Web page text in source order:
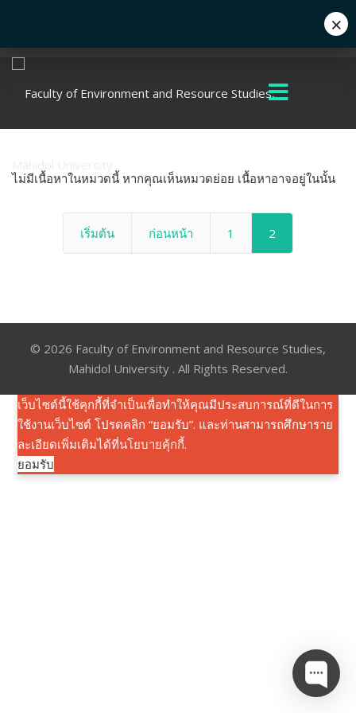
ไม่มีเนื้อหาในหมวดนี้ หากคุณเห็นหมวดย่อย เนื้อหาอาจอยู่ในนั้น
เริ่มต้น ก่อนหน้า 1 2
© 2026 Faculty of Environment and Resource Studies,
Mahidol University . All Rights Reserved.
เว็บไซต์นี้ใช้คุกกี้ที่จำเป็นเพื่อทำให้คุณมีประสบการณ์ที่ดีในการ
ใช้งานเว็บไซต์ โปรดคลิก “ยอมรับ”. และท่านสามารถศึกษาราย
ละเอียดเพิ่มเติมได้ที่นโยบายคุ้กกี้.
ยอมรับ
×